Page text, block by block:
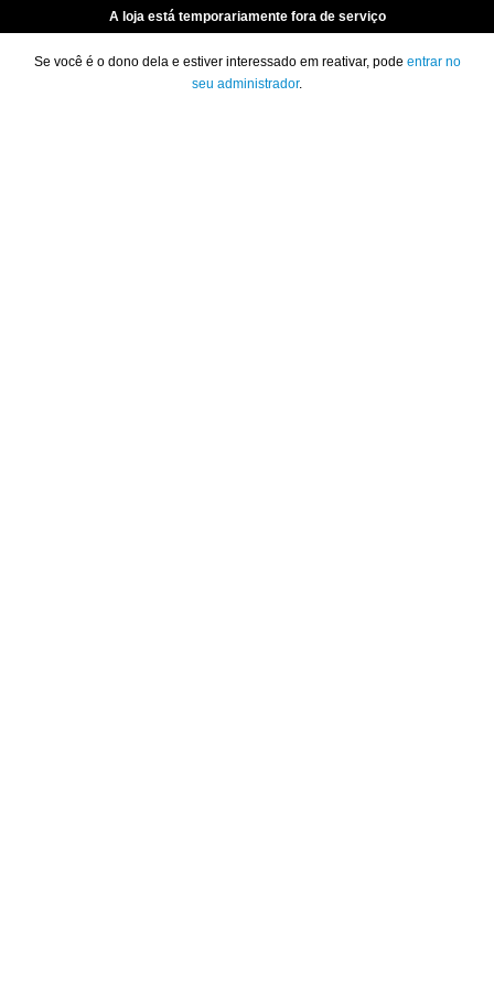
A loja está temporariamente fora de serviço
Se você é o dono dela e estiver interessado em reativar, pode entrar no
seu administrador.